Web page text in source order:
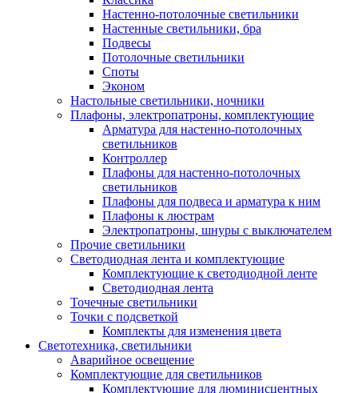
Настенно-потолочные светильники
Настенные светильники, бра
Подвесы
Потолочные светильники
Споты
Эконом
Настольные светильники, ночники
Плафоны, электропатроны, комплектующие
Арматура для настенно-потолочных
светильников
Контроллер
Плафоны для настенно-потолочных
светильников
Плафоны для подвеса и арматура к ним
Плафоны к люстрам
Электропатроны, шнуры с выключателем
Прочие светильники
Светодиодная лента и комплектующие
Комплектующие к светодиодной ленте
Светодиодная лента
Точечные светильники
Точки с подсветкой
Комплекты для изменения цвета
Светотехника, светильники
Аварийное освещение
Комплектующие для светильников
Комплектующие для люминисцентных